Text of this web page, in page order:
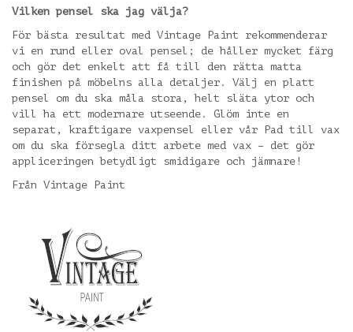
Vilken pensel ska jag välja?
För bästa resultat med Vintage Paint rekommenderar
vi en rund eller oval pensel; de håller mycket färg
och gör det enkelt att få till den rätta matta
finishen på möbelns alla detaljer. Välj en platt
pensel om du ska måla stora, helt släta ytor och
vill ha ett modernare utseende. Glöm inte en
separat, kraftigare vaxpensel eller vår Pad till vax
om du ska försegla ditt arbete med vax – det gör
appliceringen betydligt smidigare och jämnare!
Från Vintage Paint